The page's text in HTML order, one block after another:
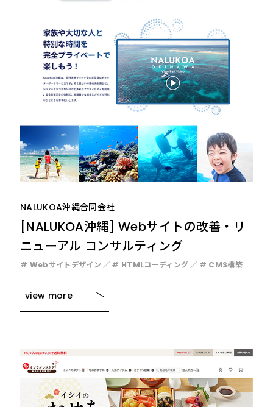
NALUKOA沖縄合同会社
[NALUKOA沖縄] Webサイトの改善・リ
ニューアル コンサルティング
# Webサイトデザイン # HTMLコーディング # CMS構築
view more